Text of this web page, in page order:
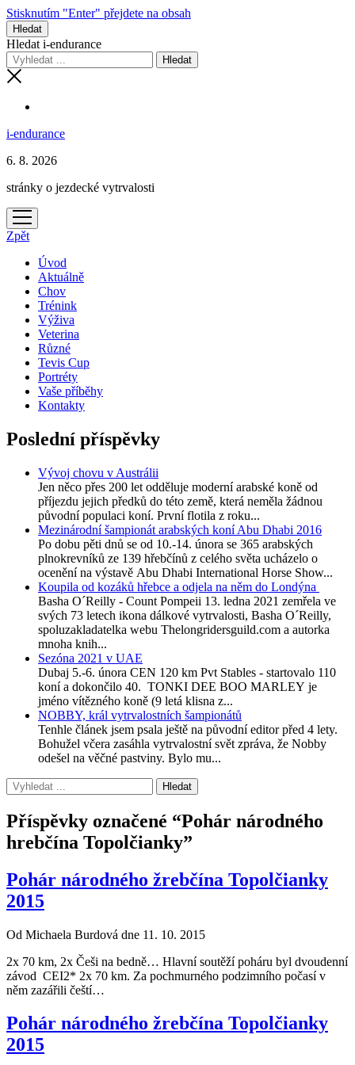
Stisknutím "Enter" přejdete na obsah
Hledat
Hledat i-endurance
i-endurance
6. 8. 2026
stránky o jezdecké vytrvalosti
otevřít
menu
Zpět
Úvod
Aktuálně
Chov
Trénink
Výživa
Veterina
Různé
Tevis Cup
Portréty
Vaše příběhy
Kontakty
Poslední příspěvky
Vývoj chovu v Austrálii
Jen něco přes 200 let odděluje moderní arabské koně od
příjezdu jejich předků do této země, která neměla žádnou
původní populaci koní. První flotila z roku...
Mezinárodní šampionát arabských koní Abu Dhabi 2016
Po dobu pěti dnů se od 10.-14. února se 365 arabských
plnokrevníků ze 139 hřebčínů z celého světa ucházelo o
ocenění na výstavě Abu Dhabi International Horse Show...
Koupila od kozáků hřebce a odjela na něm do Londýna
Basha O´Reilly - Count Pompeii 13. ledna 2021 zemřela ve
svých 73 letech ikona dálkové vytrvalosti, Basha O´Reilly,
spoluzakladatelka webu Thelongridersguild.com a autorka
mnoha knih...
Sezóna 2021 v UAE
Dubaj 5.-6. února CEN 120 km Pvt Stables - startovalo 110
koní a dokončilo 40. TONKI DEE BOO MARLEY je
jméno vítězného koně (9 letá klisna z...
NOBBY, král vytrvalostních šampionátů
Tenhle článek jsem psala ještě na původní editor před 4 lety.
Bohužel včera zasáhla vytrvalostní svět zpráva, že Nobby
odešel na věčné pastviny. Bylo mu...
Příspěvky označené “Pohár národného
hrebčína Topolčianky”
Pohár národného žrebčína Topolčianky
2015
Od Michaela Burdová dne 11. 10. 2015
2x 70 km, 2x Češi na bedně… Hlavní soutěží poháru byl dvoudenní
závod CEI2* 2x 70 km. Za pochmurného podzimního počasí v
něm zazářili čeští…
Pohár národného žrebčína Topolčianky
2015